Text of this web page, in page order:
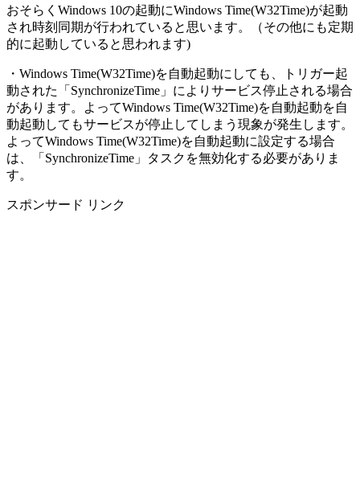
おそらくWindows 10の起動にWindows Time(W32Time)が起動
され時刻同期が行われていると思います。（その他にも定期
的に起動していると思われます)
・Windows Time(W32Time)を自動起動にしても、トリガー起
動された「SynchronizeTime」によりサービス停止される場合
があります。よってWindows Time(W32Time)を自動起動を自
動起動してもサービスが停止してしまう現象が発生します。
よってWindows Time(W32Time)を自動起動に設定する場合
は、「SynchronizeTime」タスクを無効化する必要がありま
す。
スポンサード リンク